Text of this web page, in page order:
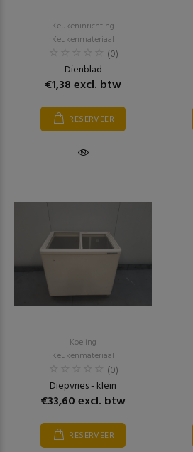
Keukeninrichting
Keukenmateriaal
(0)
Dienblad
€1,38 excl. btw
RESERVEER
Koeling
Keukenmateriaal
(0)
Diepvries - klein
€33,60 excl. btw
RESERVEER